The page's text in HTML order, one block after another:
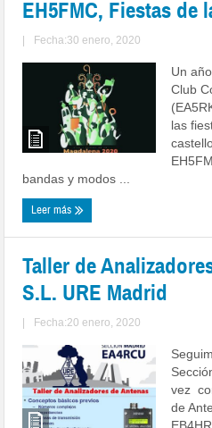
EH5FMC, Fiestas de
| Fecha:30 enero, 2020
Un
Club
las
bandas y modos ...
Leer más
Taller de
S.L. URE Madrid
| Fecha:20 enero, 2020
vez
de